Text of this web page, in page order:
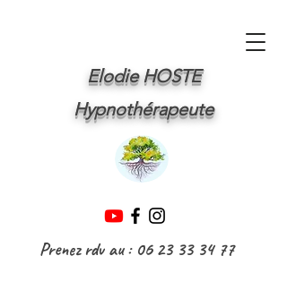
Elodie HOSTE
Hypnothérapeute
Prenez rdv au : 06 23 33 34 77